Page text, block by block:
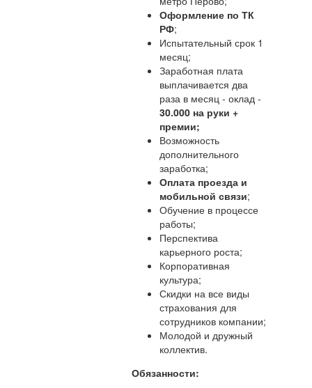
Оформление по ТК
РФ;
Испытательный срок 1
месяц;
Заработная плата
выплачивается два
раза в месяц - оклад -
30.000 на руки +
премии;
Возможность
дополнительного
заработка;
Оплата проезда и
мобильной связи;
Обучение в процессе
работы;
Перспектива
карьерного роста;
Корпоративная
культура;
Скидки на все виды
страхования для
сотрудников компании;
Молодой и дружный
коллектив.
Обязанности: